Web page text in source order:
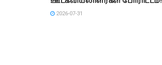
2026-07-31